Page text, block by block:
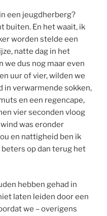
een jeugdherberg?
buiten. En het waait, ik
worden stelde een
natte dag in het
we dus nog maar even
uur of vier, wilden we
in verwarmende sokken,
en een regencape,
vier seconden vloog
was eronder
en nattigheid ben ik
op dan terug het
hebben gehad in
laten leiden door een
we – overigens